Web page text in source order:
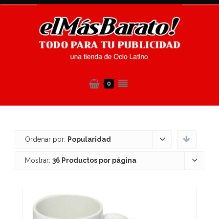
0
Ordenar por: Popularidad
Mostrar: 36 Productos por página